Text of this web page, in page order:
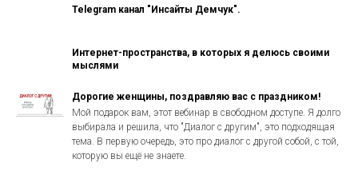
Telegram канал "Инсайты Демчук".
Интернет-пространства, в которых я делюсь своими
мыслями
Дорогие женщины, поздравляю вас с праздником!
Мой подарок вам, этот вебинар в свободном доступе. Я долго
выбирала и решила, что "Диалог с другим", это подходящая
тема. В первую очередь, это про диалог с другой собой, с той,
которую вы ещё не знаете.